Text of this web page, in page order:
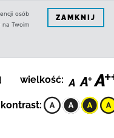
osób
na Twoim
ZAMKNIJ
wielkość:
kontrast: